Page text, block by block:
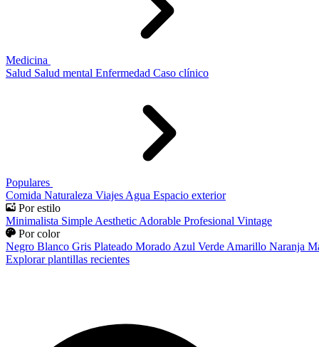
Medicina
Salud Salud mental Enfermedad Caso clínico
Populares
Comida Naturaleza Viajes Agua Espacio exterior
Por estilo
Minimalista Simple Aesthetic Adorable Profesional Vintage
Por color
Negro Blanco Gris Plateado Morado Azul Verde Amarillo Naranja
Explorar plantillas recientes